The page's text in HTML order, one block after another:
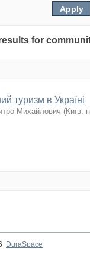
for
туризм в Україні
Михайлович (Київ.
DuraSpace